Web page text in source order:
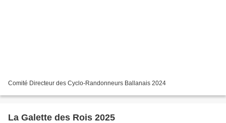
Comité Directeur des Cyclo-Randonneurs Ballanais 2024
La Galette des Rois 2025